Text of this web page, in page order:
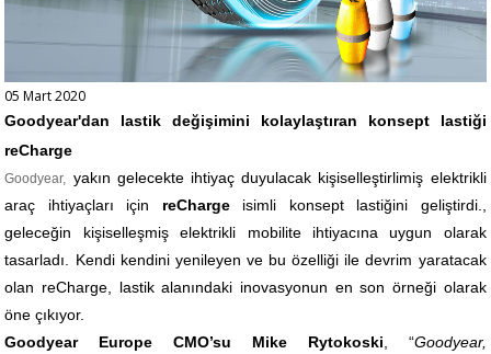
05 Mart 2020
Goodyear'dan lastik değişimini kolaylaştıran konsept lastiği
reCharge
Goodyear, yakın gelecekte ihtiyaç duyulacak kişiselleştirlimiş elektrikli
araç ihtiyaçları için reChargeisimli konsept lastiğini geliştirdi.,
geleceğin kişiselleşmiş elektrikli mobilite ihtiyacına uygun olarak
tasarladı. Kendi kendini yenileyen ve bu özelliği ile devrim yaratacak
olan reCharge, lastik alanındaki inovasyonun en son örneği olarak
öne çıkıyor.
Goodyear Europe CMO’su Mike Rytokoski, “Goodyear,